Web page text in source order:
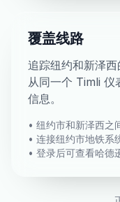
覆盖线路
追踪纽约和新泽
从同一个 Timli 仪
信息。
• 纽约市和新泽西之
• 连接纽约市地铁系
• 登录后可查看哈德